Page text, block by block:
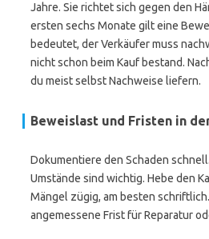
Jahre. Sie richtet sich gegen den
ersten sechs Monate gilt eine
bedeutet, der Verkäufer muss
nicht schon beim Kauf bestand.
du meist selbst Nachweise liefern.
Beweislast und Fristen in
Dokumentiere den Schaden
Umstände sind wichtig. Hebe den
Mängel zügig, am besten
angemessene Frist für Reparatur